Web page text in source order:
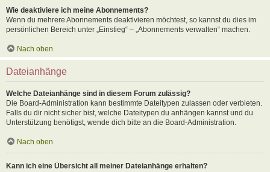
Wie deaktiviere ich meine Abonnements?
Wenn du mehrere Abonnements deaktivieren möchtest, so kannst du dies im
persönlichen Bereich unter „Einstieg“ – „Abonnements verwalten“ machen.
Nach oben
Dateianhänge
Welche Dateianhänge sind in diesem Forum zulässig?
Die Board-Administration kann bestimmte Dateitypen zulassen oder verbieten.
Falls du dir nicht sicher bist, welche Dateitypen du anhängen kannst und du
Unterstützung benötigst, wende dich bitte an die Board-Administration.
Nach oben
Kann ich eine Übersicht all meiner Dateianhänge erhalten?